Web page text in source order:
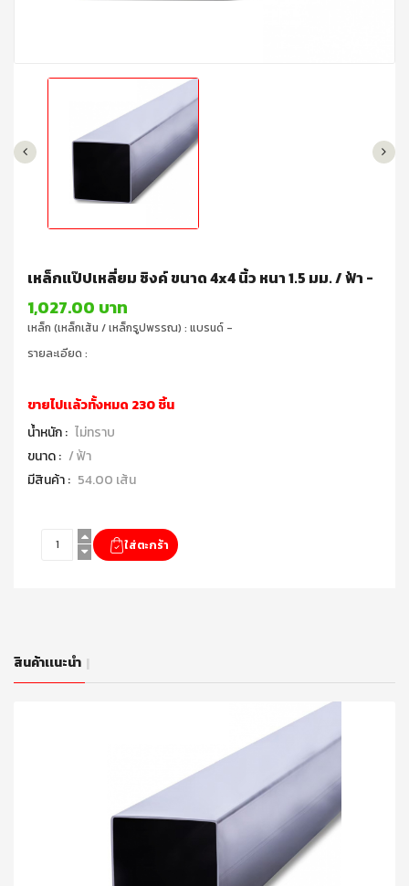
เหล็กแป๊ปเหลี่ยม ซิงค์ ขนาด 4x4 นิ้ว หนา 1.5 มม. / ฟ้า -
1,027.00 บาท
เหล็ก (เหล็กเส้น / เหล็กรูปพรรณ) : แบรนด์ -
รายละเอียด :
ขายไปเเล้วทั้งหมด 230 ชิ้น
น้ำหนัก : ไม่ทราบ
ขนาด : / ฟ้า
มีสินค้า : 54.00 เส้น
สินค้าเเนะนำ